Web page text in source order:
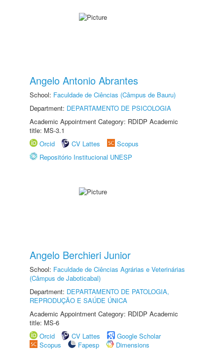
Angelo Antonio Abrantes
School: Faculdade de Ciências (Câmpus de Bauru)
Department: DEPARTAMENTO DE PSICOLOGIA
Academic Appointment Category: RDIDP Academic
title: MS-3.1
Orcid
CV Lattes
Scopus
Repositório Institucional UNESP
Angelo Berchieri Junior
School: Faculdade de Ciências Agrárias e Veterinárias
(Câmpus de Jaboticabal)
Department: DEPARTAMENTO DE PATOLOGIA,
REPRODUÇÃO E SAÚDE ÚNICA
Academic Appointment Category: RDIDP Academic
title: MS-6
Orcid
CV Lattes
Google Scholar
Scopus
Fapesp
Dimensions